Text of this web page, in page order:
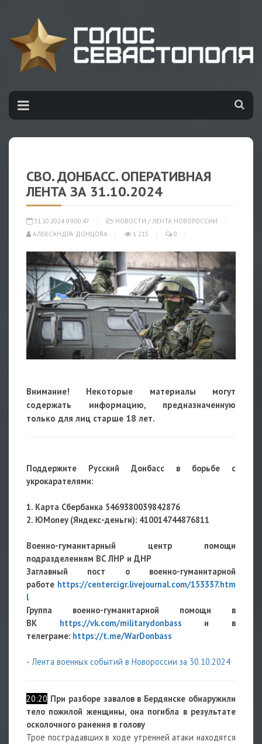
СВО. ДОНБАСС. ОПЕРАТИВНАЯ
ЛЕНТА ЗА 31.10.2024
31.10.2024 09:00:47 НОВОСТИ / ЛЕНТА НОВОРОССИИ
АЛЕКСАНДРА ДОНЦОВА
1 215 0
Внимание! Некоторые материалы могут
содержать информацию, предназначенную
только для лиц старше 18 лет.
Поддержите Русский Донбасс в борьбе с
укрокарателями:
1. Карта Сбербанка 5469380039842876
2. ЮMoney (Яндекс-деньги): 410014744876811
Военно-гуманитарный центр помощи
подразделениям ВС ЛНР и ДНР
Заглавный пост о военно-гуманитарной
работе https://centercigr.livejournal.com/153337.htm
l
Группа военно-гуманитарной помощи в
ВК https://vk.com/militarydonbass и в
телеграме: https://t.me/WarDonbass
- Лента военных событий в Новороссии за 30.10.2024
20:20 При разборе завалов в Бердянске обнаружили
тело пожилой женщины, она погибла в результате
осколочного ранения в голову
Трое пострадавших в ходе утренней атаки находятся